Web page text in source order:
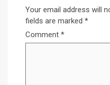
Your email address will
fields are marked *
Comment *